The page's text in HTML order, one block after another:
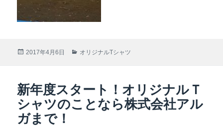
投
2017年4月6日
カ
ー
オリジナルTシャツ
新年度スタート！オリジナルＴ
シャツのことなら株式会社アル
ガまで！